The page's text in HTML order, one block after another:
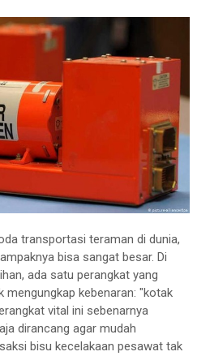
transportasi teraman di dunia,
bisa sangat besar. Di
ada satu perangkat yang
mengungkap kebenaran: "kotak
vital ini sebenarnya
dirancang agar mudah
bisu kecelakaan pesawat tak